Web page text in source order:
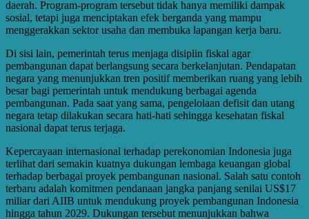
daerah. Program-program tersebut tidak hanya memiliki dampak
sosial, tetapi juga menciptakan efek berganda yang mampu
menggerakkan sektor usaha dan membuka lapangan kerja baru.
Di sisi lain, pemerintah terus menjaga disiplin fiskal agar
pembangunan dapat berlangsung secara berkelanjutan. Pendapatan
negara yang menunjukkan tren positif memberikan ruang yang lebih
besar bagi pemerintah untuk mendukung berbagai agenda
pembangunan. Pada saat yang sama, pengelolaan defisit dan utang
negara tetap dilakukan secara hati-hati sehingga kesehatan fiskal
nasional dapat terus terjaga.
Kepercayaan internasional terhadap perekonomian Indonesia juga
terlihat dari semakin kuatnya dukungan lembaga keuangan global
terhadap berbagai proyek pembangunan nasional. Salah satu contoh
terbaru adalah komitmen pendanaan jangka panjang senilai US$17
miliar dari AIIB untuk mendukung proyek pembangunan Indonesia
hingga tahun 2029. Dukungan tersebut menunjukkan bahwa